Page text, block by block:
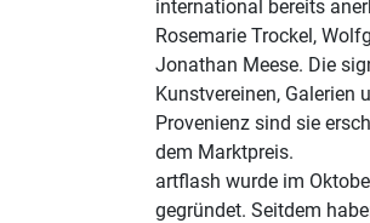
international bereits
Rosemarie Trockel,
Jonathan Meese. Die
Kunstvereinen, Galerien
Provenienz sind sie
dem Marktpreis.
artflash wurde im
gegründet. Seitdem